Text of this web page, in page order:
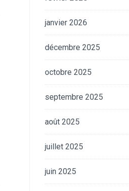
janvier 2026
décembre 2025
octobre 2025
septembre 2025
août 2025
juillet 2025
juin 2025